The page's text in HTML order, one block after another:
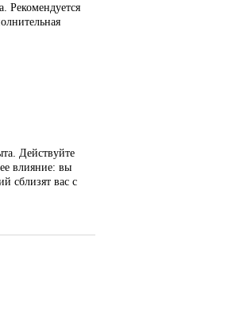
Рекомендуется
Действуйте
влияние: вы
сблизят вас с